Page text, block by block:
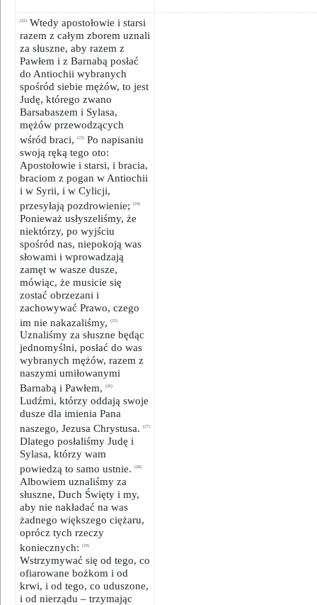
(22)Wtedy apostołowie i starsi
razem z całym zborem uznali
za słuszne, aby razem z
Pawłem i z Barnabą posłać
do Antiochii wybranych
spośród siebie mężów, to jest
Judę, którego zwano
Barsabaszem i Sylasa,
mężów przewodzących
wśród braci,
(23)Po napisaniu
swoją ręką tego oto:
Apostołowie i starsi, i bracia,
braciom z pogan w Antiochii
i w Syrii, i w Cylicji,
przesyłają pozdrowienie;
(24)
Ponieważ usłyszeliśmy, że
niektórzy, po wyjściu
spośród nas, niepokoją was
słowami i wprowadzają
zamęt w wasze dusze,
mówiąc, że musicie się
zostać obrzezani i
zachowywać Prawo, czego
im nie nakazaliśmy,
(25)
Uznaliśmy za słuszne będąc
jednomyślni, posłać do was
wybranych mężów, razem z
naszymi umiłowanymi
Barnabą i Pawłem,
(26)
Ludźmi, którzy oddają swoje
dusze dla imienia Pana
naszego, Jezusa Chrystusa.
(27)
Dlatego posłaliśmy Judę i
Sylasa, którzy wam
powiedzą to samo ustnie.
(28)
Albowiem uznaliśmy za
słuszne, Duch Święty i my,
aby nie nakładać na was
żadnego większego ciężaru,
oprócz tych rzeczy
koniecznych:
(29)
Wstrzymywać się od tego, co
ofiarowane bożkom i od
krwi, i od tego, co uduszone,
i od nierządu – trzymając